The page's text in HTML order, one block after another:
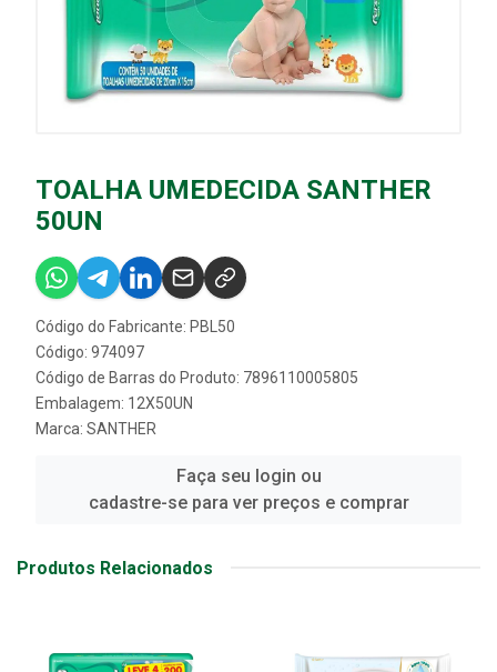
TOALHA UMEDECIDA SANTHER
50UN
Código do Fabricante: PBL50
Código: 974097
Código de Barras do Produto: 7896110005805
Embalagem: 12X50UN
Marca: SANTHER
Faça seu login ou
cadastre-se para ver preços e comprar
Produtos Relacionados